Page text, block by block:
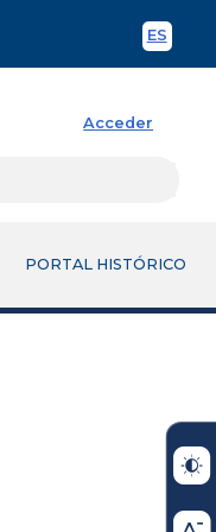
ES
Acceder
PORTAL HISTÓRICO